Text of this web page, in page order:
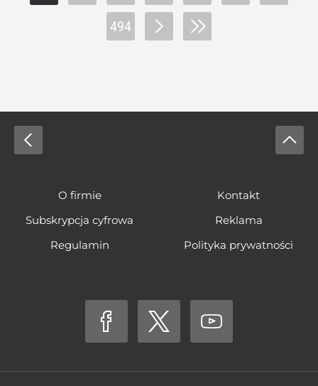
494
O firmie
Kontakt
Subskrypcja cyfrowa
Reklama
Regulamin
Polityka prywatności